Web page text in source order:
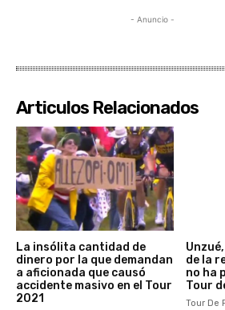
- Anuncio -
Articulos Relacionados
La insólita cantidad de
dinero por la que demandan
a aficionada que causó
accidente masivo en el Tour
2021
de la
no ha
Tour
Tour De